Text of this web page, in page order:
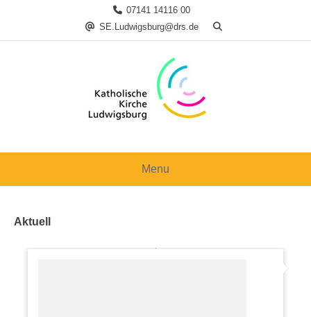
07141 14116 00
SE.Ludwigsburg@drs.de
Menu
Aktuell